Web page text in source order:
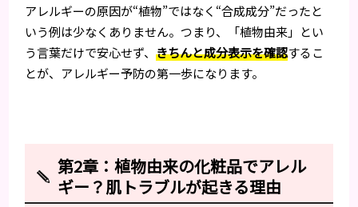
アレルギーの原因が“植物”ではなく“合成成分”だったと
いう例は少なくありません。つまり、「植物由来」とい
う言葉だけで安心せず、きちんと成分表示を確認するこ
とが、アレルギー予防の第一歩になります。
第2章：植物由来の化粧品でアレル
ギー？肌トラブルが起きる理由